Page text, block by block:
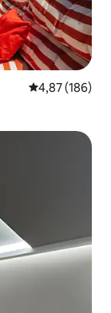
4,87 de uma
4,87 (186)